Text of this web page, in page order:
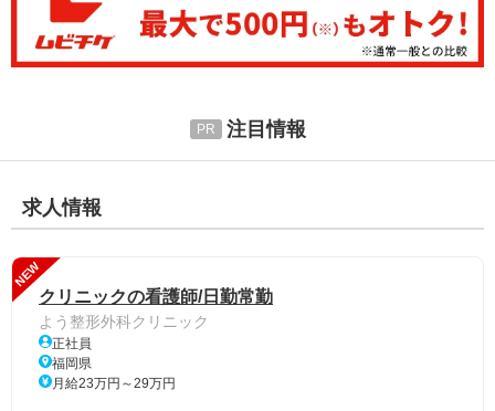
注目情報
求人情報
NEW
クリニックの看護師/日勤常勤
よう整形外科クリニック
正社員
福岡県
月給23万円～29万円